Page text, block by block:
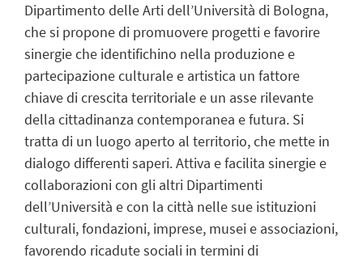
Dipartimento delle Arti dell’Università di Bologna,
che si propone di promuovere progetti e favorire
sinergie che identifichino nella produzione e
partecipazione culturale e artistica un fattore
chiave di crescita territoriale e un asse rilevante
della cittadinanza contemporanea e futura. Si
tratta di un luogo aperto al territorio, che mette in
dialogo differenti saperi. Attiva e facilita sinergie e
collaborazioni con gli altri Dipartimenti
dell’Università e con la città nelle sue istituzioni
culturali, fondazioni, imprese, musei e associazioni,
favorendo ricadute sociali in termini di